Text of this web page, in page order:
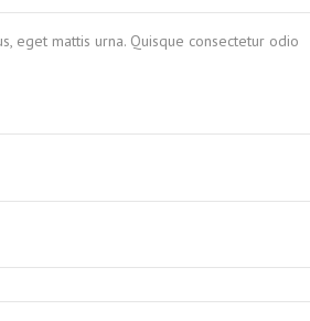
eget mattis urna. Quisque consectetur odio